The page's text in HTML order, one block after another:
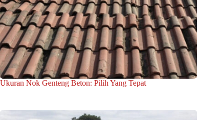
Ukuran Nok Genteng Beton: Pilih Yang Tepat